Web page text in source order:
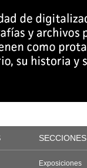
SECCIONES
Exposiciones